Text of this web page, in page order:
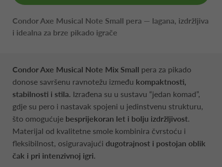
Condor Axe Musical Note Small pera — lagana, izdržljiva
i idealna za brze pikado igrače
Condor Axe Musical Note Mix Small pera za pikado
donose savršenu ravnotežu između kompaktnosti,
stabilnosti i stila. Izrađena su u sustavu “jedan komad”,
gdje su pero i nastavak spojeni u jedinstvenu strukturu,
što omogućuje besprijekoran let i bolju izdržljivost.
Materijal od kvalitetne smole kombinira čvrstoću i
fleksibilnost, osiguravajući dugotrajnost i postojan oblik
čak i pri intenzivnoj igri.